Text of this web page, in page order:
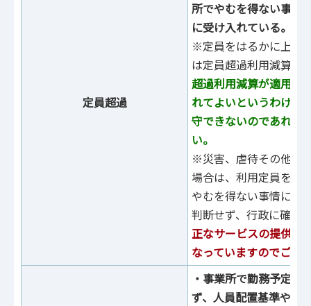
定員超過
所でやむを得ない事情
に受け入れている。
※定員をはるかに上回
は定員超過利用減算が
超過利用減算が適用に
れてよいというわけで
守できないのであれば
い。
※災害、虐待その他の
場合は、利用定員を超
やむを得ない事情に該
判断せず、行政に確認
正なサービスの提供が
なっていますのでご注
・事業所で勤務予定・
ず、人員配置基準や加